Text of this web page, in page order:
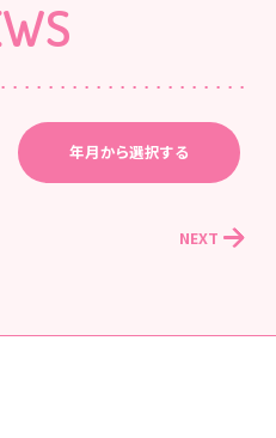
年月から選択する
NEXT